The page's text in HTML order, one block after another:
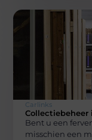
Carlinks
Bent u een
misschien een